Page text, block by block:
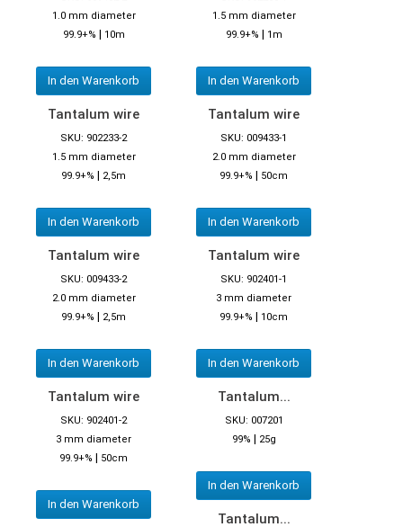
1.0 mm diameter
99.9+% | 10m
In den Warenkorb
1.5 mm diameter
99.9+% | 1m
In den Warenkorb
Tantalum wire
SKU: 902233-2
1.5 mm diameter
99.9+% | 2,5m
In den Warenkorb
Tantalum wire
SKU: 009433-1
2.0 mm diameter
99.9+% | 50cm
In den Warenkorb
Tantalum wire
SKU: 009433-2
2.0 mm diameter
99.9+% | 2,5m
In den Warenkorb
Tantalum wire
SKU: 902401-1
3 mm diameter
99.9+% | 10cm
In den Warenkorb
Tantalum wire
SKU: 902401-2
3 mm diameter
99.9+% | 50cm
In den Warenkorb
Tantalum...
SKU: 007201
99% | 25g
In den Warenkorb
Tantalum...